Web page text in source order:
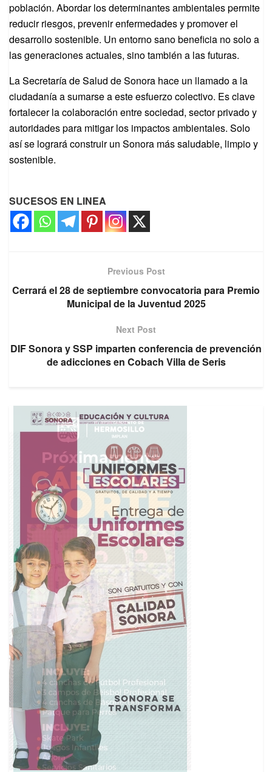
población. Abordar los determinantes ambientales permite
reducir riesgos, prevenir enfermedades y promover el
desarrollo sostenible. Un entorno sano beneficia no solo a
las generaciones actuales, sino también a las futuras.
La Secretaría de Salud de Sonora hace un llamado a la
ciudadanía a sumarse a este esfuerzo colectivo. Es clave
fortalecer la colaboración entre sociedad, sector privado y
autoridades para mitigar los impactos ambientales. Solo
así se logrará construir un Sonora más saludable, limpio y
sostenible.
SUCESOS EN LINEA
Previous Post
Cerrará el 28 de septiembre convocatoria para Premio
Municipal de la Juventud 2025
Next Post
DIF Sonora y SSP imparten conferencia de prevención
de adicciones en Cobach Villa de Seris